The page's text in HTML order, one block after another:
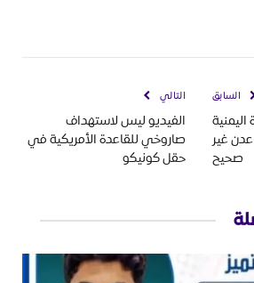
السابق
اليمنية
غير
صحيح
التالي
الفيديو ليس لاستهداف
صاروخي للقاعدة الأمريكية في
حقل كونيكو